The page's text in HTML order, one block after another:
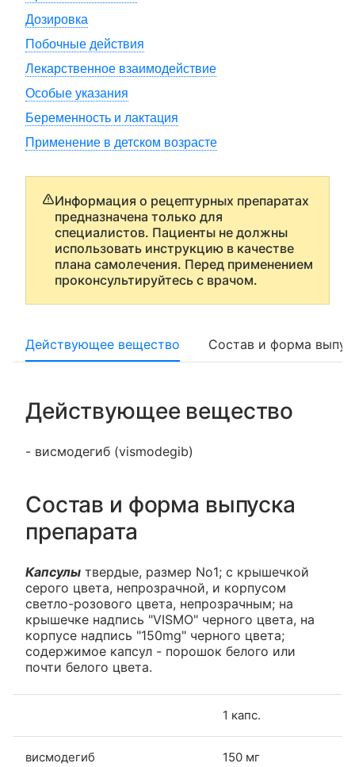
Дозировка
Побочные действия
Лекарственное взаимодействие
Особые указания
Беременность и лактация
Применение в детском возрасте
Информация о рецептурных препаратах
предназначена только для
специалистов. Пациенты не должны
использовать инструкцию в качестве
плана самолечения. Перед применением
проконсультируйтесь с врачом.
Действующее вещество Состав и форма
Действующее вещество
- висмодегиб (vismodegib)
Состав и форма выпуска
препарата
Капсулы твердые, размер No1; с крышечкой
серого цвета, непрозрачной, и корпусом
светло-розового цвета, непрозрачным; на
крышечке надпись "VISMO" черного цвета, на
корпусе надпись "150mg" черного цвета;
содержимое капсул - порошок белого или
почти белого цвета.
1 капс.
висмодегиб 150 мг